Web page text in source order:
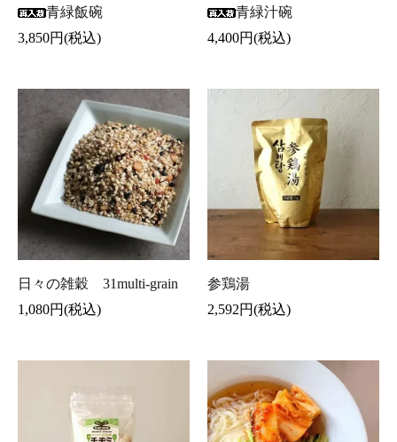
青緑飯碗
3,850円(税込)
青緑汁碗
4,400円(税込)
日々の雑穀 31multi-grain
1,080円(税込)
参鶏湯
2,592円(税込)